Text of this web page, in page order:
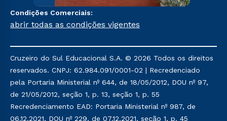
Condições Comerciais:
abrir todas as condições vigentes
Cruzeiro do Sul Educacional S.A. © 2026 Todos os direitos
reservados. CNPJ: 62.984.091/0001-02 | Recredenciado
pela Portaria Ministerial nº 644, de 18/05/2012, DOU nº 97,
de 21/05/2012, seção 1, p. 13, seção 1, p. 55
Recredenciamento EAD: Portaria Ministerial nº 987, de
06.12.2021, DOU nº 229, de 07.12.2021, seção 1, p. 45